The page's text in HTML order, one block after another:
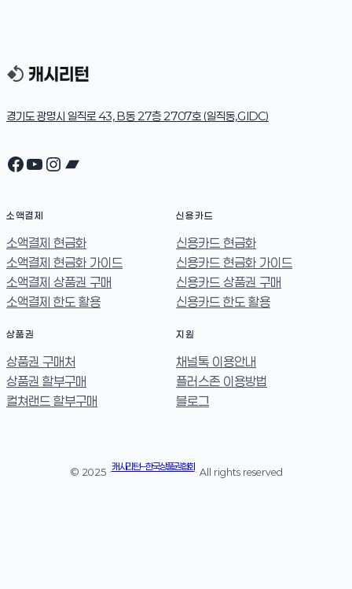
경기도 광명시 일직로 43, B동 27층 2707호 (일직동,GIDC)
Facebook
YouTube
Instagram
Bandcamp
소액결제
소액결제 현금화
소액결제 현금화 가이드
소액결제 상품권 구매
소액결제 한도 활용
신용카드
신용카드 현금화
신용카드 현금화 가이드
신용카드 상품권 구매
신용카드 한도 활용
상품권
상품권 구매처
상품권 할부구매
컬쳐랜드 할부구매
지원
채널톡 이용안내
플러스존 이용방법
블로그
© 2025 ·
캐시리턴 – 한국상품권협회
· All rights reserved